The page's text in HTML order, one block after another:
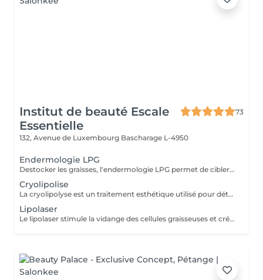
Institut de beauté Escale
Essentielle
73
132, Avenue de Luxembourg Bascharage L-4950
Endermologie LPG
Destocker les graisses, l'endermologie LPG permet de cibler et d'affiner les zones rebelles à l'exercice et a l'hygiène alimentaire ( bras , dos , ventre, taille) tout en s'adaptant au besoin de chaque peau. Lisser la cellulite, raffermir la peau, retrouver des jambes légères.
Cryolipolise
La cryolipolyse est un traitement esthétique utilisé pour détruire les cellules graisseuses. Son principe repose sur une température de froid contrôlé de 9°C à 13°C.
Lipolaser
Le lipolaser stimule la vidange des cellules graisseuses et créer des micropores dans leurs membranes par le biais d'une chaleur douce.